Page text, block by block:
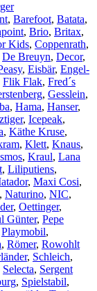
, Barefoot, Batata,
, Brio, Britax,
Kids, Coppenrath,
De Breuyn, Decor,
, Eisbär, Engel-
Flik Flak, Fred´s
, Gesslein,
, Hama, Hanser,
, Icepeak,
, Käthe Kruse,
, Klett, Knaus,
, Kraul, Lana
, Liliputiens,
, Maxi Cosi,
, Naturino, NIC,
, Oettinger,
Günter, Pepe
Playmobil,
, Römer, Rowohlt
, Schleich,
Selecta, Sergent
, Spielstabil,